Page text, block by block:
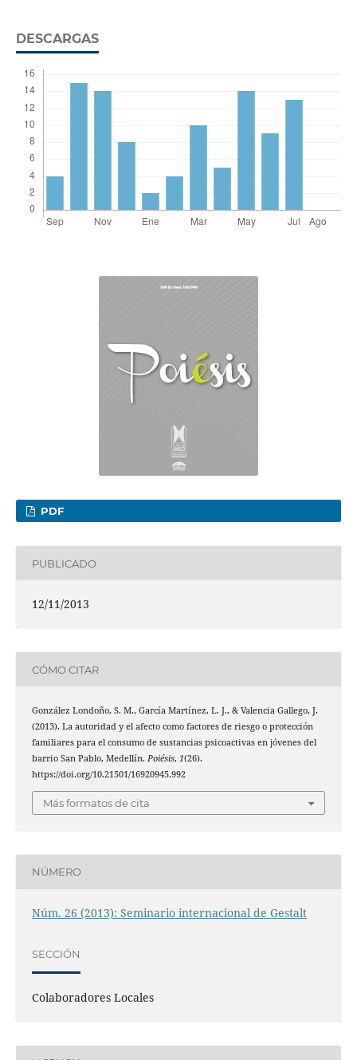
DESCARGAS
PDF
PUBLICADO
12/11/2013
CÓMO CITAR
González Londoño, S. M., García Martínez, L. J., & Valencia Gallego, J.
(2013). La autoridad y el afecto como factores de riesgo o protección
familiares para el consumo de sustancias psicoactivas en jóvenes del
barrio San Pablo, Medellín. Poiésis, 1(26).
https://doi.org/10.21501/16920945.992
Más formatos de cita
NÚMERO
Núm. 26 (2013): Seminario internacional de Gestalt
SECCIÓN
Colaboradores Locales